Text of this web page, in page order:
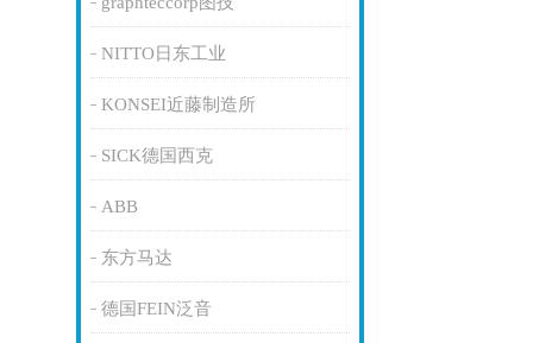
NITTO日东工业
KONSEI近藤制造所
SICK德国西克
ABB
东方马达
德国FEIN泛音